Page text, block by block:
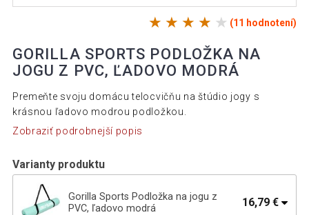
(11 hodnotení)
GORILLA SPORTS PODLOŽKA NA
JOGU Z PVC, ĽADOVO MODRÁ
Premeňte svoju domácu telocvičňu na štúdio jogy s
krásnou ľadovo modrou podložkou.
Zobraziť podrobnejší popis
Varianty produktu
Gorilla Sports Podložka na jogu z
PVC, ľadovo modrá
16,79 €